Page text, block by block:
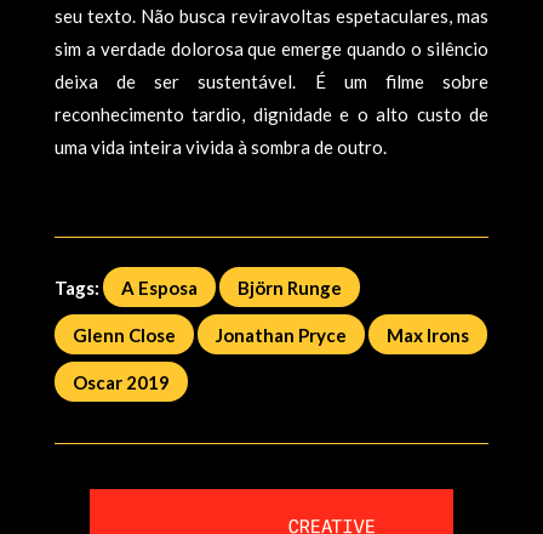
seu texto. Não busca reviravoltas espetaculares, mas
sim a verdade dolorosa que emerge quando o silêncio
deixa de ser sustentável. É um filme sobre
reconhecimento tardio, dignidade e o alto custo de
uma vida inteira vivida à sombra de outro.
Tags: A Esposa Björn Runge
Glenn Close Jonathan Pryce Max Irons
Oscar 2019